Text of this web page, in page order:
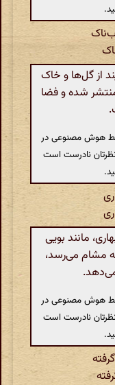
از گل‌ها و خاک
شده و فضا
هوش مصنوعی در
نظرتان نادرست است
مانند بویی
مشام می‌رسد،
هوش مصنوعی در
نظرتان نادرست است